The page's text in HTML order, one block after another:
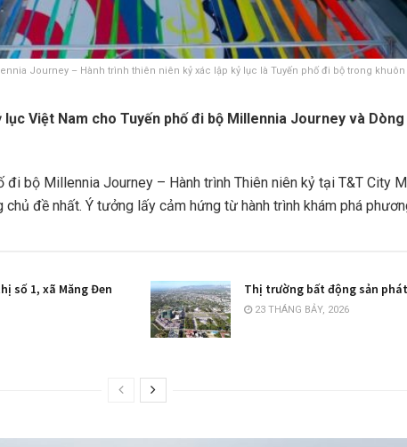
Journey – Hành trình thiên niên kỷ xác lập kỷ lục là Tuyến phố đi bộ trong
Việt Nam cho Tuyến phố đi bộ Millennia Journey và
bộ Millennia Journey – Hành trình Thiên niên kỷ tại T&T City
đề nhất. Ý tưởng lấy cảm hứng từ hành trình khám phá
số 1, xã Măng Đen Thị trường bất động sản
23 THÁNG BẢY, 2026